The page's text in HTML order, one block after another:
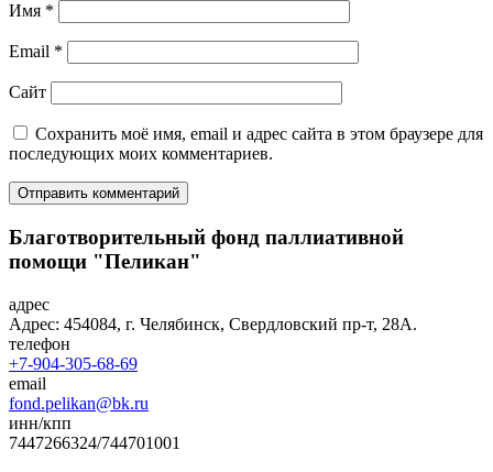
Имя *
Email *
Сайт
Сохранить моё имя, email и адрес сайта в этом браузере для
последующих моих комментариев.
Благотворительный фонд паллиативной
помощи "Пеликан"
адрес
Адрес: 454084, г. Челябинск, Свердловский пр-т, 28А.
телефон
+7-904-305-68-69
email
fond.pelikan@bk.ru
инн/кпп
7447266324/744701001